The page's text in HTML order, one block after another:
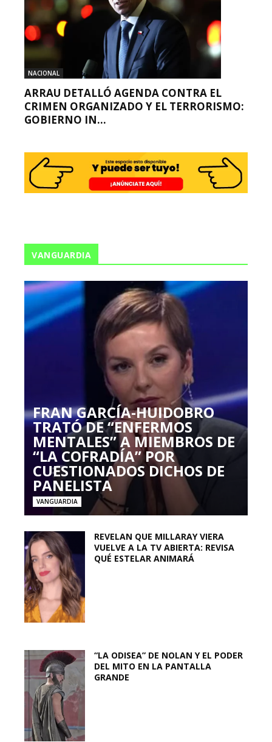
NACIONAL
ARRAU DETALLÓ AGENDA CONTRA EL
CRIMEN ORGANIZADO Y EL TERRORISMO:
GOBIERNO IN...
VANGUARDIA
FRAN GARCÍA-HUIDOBRO
TRATÓ DE “ENFERMOS
MENTALES” A MIEMBROS DE
“LA COFRADÍA” POR
CUESTIONADOS DICHOS DE
PANELISTA
VANGUARDIA
REVELAN QUE MILLARAY VIERA
VUELVE A LA TV ABIERTA: REVISA
QUÉ ESTELAR ANIMARÁ
“LA ODISEA” DE NOLAN Y EL PODER
DEL MITO EN LA PANTALLA
GRANDE